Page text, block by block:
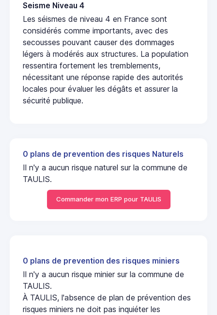
Seisme Niveau 4
Les séismes de niveau 4 en France sont
considérés comme importants, avec des
secousses pouvant causer des dommages
légers à modérés aux structures. La population
ressentira fortement les tremblements,
nécessitant une réponse rapide des autorités
locales pour évaluer les dégâts et assurer la
sécurité publique.
0 plans de prevention des risques Naturels
Il n'y a aucun risque naturel sur la commune de
TAULIS.
Commander mon ERP pour TAULIS
0 plans de prevention des risques miniers
Il n'y a aucun risque minier sur la commune de
TAULIS.
À TAULIS, l'absence de plan de prévention des
risques miniers ne doit pas inquiéter les